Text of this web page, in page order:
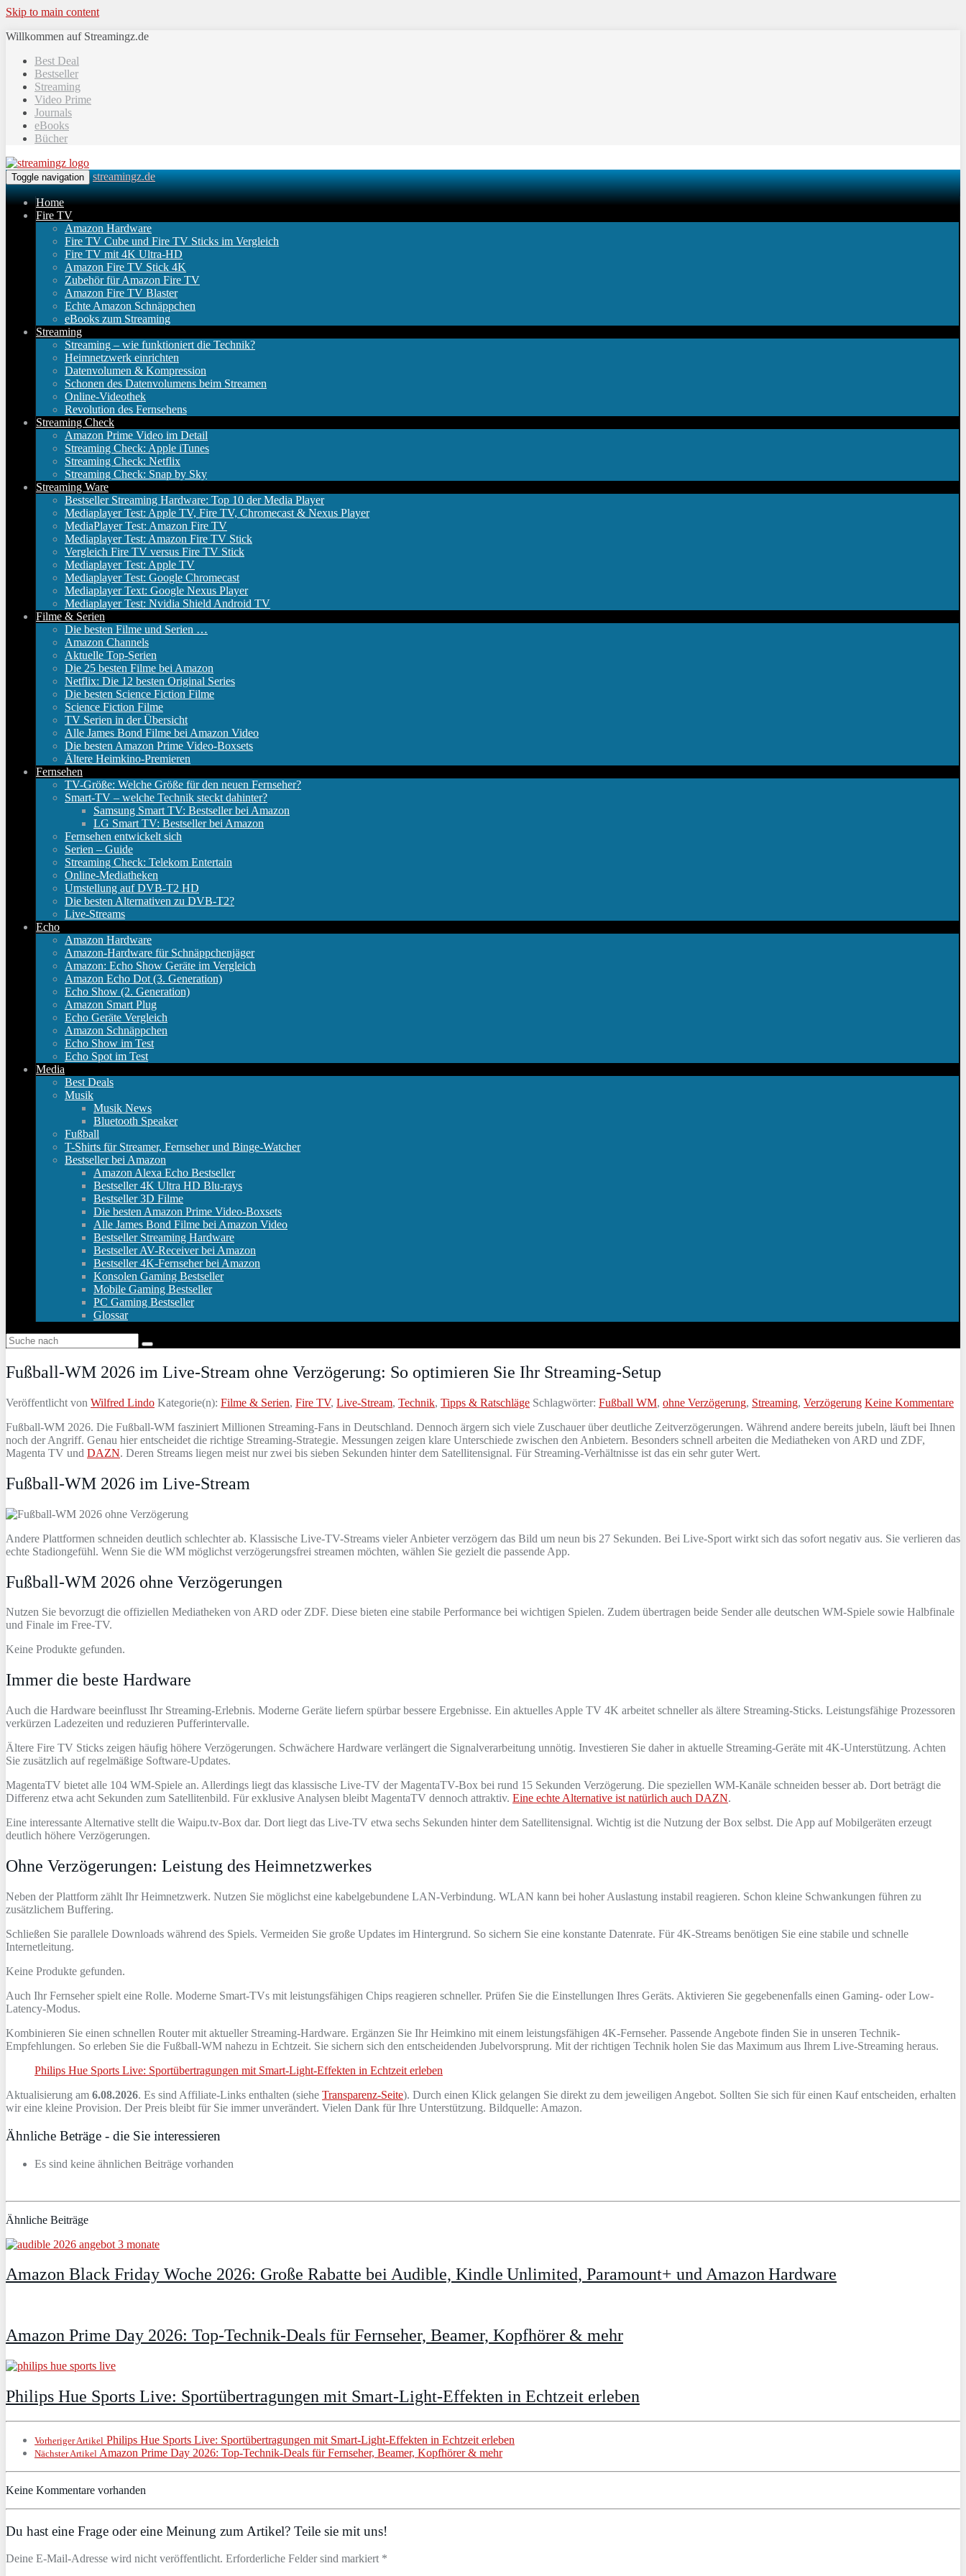
Skip to main content
Willkommen auf Streamingz.de
Best Deal
Bestseller
Streaming
Video Prime
Journals
eBooks
Bücher
Toggle navigation streamingz.de
Home
Fire TV
Amazon Hardware
Fire TV Cube und Fire TV Sticks im Vergleich
Fire TV mit 4K Ultra-HD
Amazon Fire TV Stick 4K
Zubehör für Amazon Fire TV
Amazon Fire TV Blaster
Echte Amazon Schnäppchen
eBooks zum Streaming
Streaming
Streaming – wie funktioniert die Technik?
Heimnetzwerk einrichten
Datenvolumen & Kompression
Schonen des Datenvolumens beim Streamen
Online-Videothek
Revolution des Fernsehens
Streaming Check
Amazon Prime Video im Detail
Streaming Check: Apple iTunes
Streaming Check: Netflix
Streaming Check: Snap by Sky
Streaming Ware
Bestseller Streaming Hardware: Top 10 der Media Player
Mediaplayer Test: Apple TV, Fire TV, Chromecast & Nexus Player
MediaPlayer Test: Amazon Fire TV
Mediaplayer Test: Amazon Fire TV Stick
Vergleich Fire TV versus Fire TV Stick
Mediaplayer Test: Apple TV
Mediaplayer Test: Google Chromecast
Mediaplayer Text: Google Nexus Player
Mediaplayer Test: Nvidia Shield Android TV
Filme & Serien
Die besten Filme und Serien …
Amazon Channels
Aktuelle Top-Serien
Die 25 besten Filme bei Amazon
Netflix: Die 12 besten Original Series
Die besten Science Fiction Filme
Science Fiction Filme
TV Serien in der Übersicht
Alle James Bond Filme bei Amazon Video
Die besten Amazon Prime Video-Boxsets
Ältere Heimkino-Premieren
Fernsehen
TV-Größe: Welche Größe für den neuen Fernseher?
Smart-TV – welche Technik steckt dahinter?
Samsung Smart TV: Bestseller bei Amazon
LG Smart TV: Bestseller bei Amazon
Fernsehen entwickelt sich
Serien – Guide
Streaming Check: Telekom Entertain
Online-Mediatheken
Umstellung auf DVB-T2 HD
Die besten Alternativen zu DVB-T2?
Live-Streams
Echo
Amazon Hardware
Amazon-Hardware für Schnäppchenjäger
Amazon: Echo Show Geräte im Vergleich
Amazon Echo Dot (3. Generation)
Echo Show (2. Generation)
Amazon Smart Plug
Echo Geräte Vergleich
Amazon Schnäppchen
Echo Show im Test
Echo Spot im Test
Media
Best Deals
Musik
Musik News
Bluetooth Speaker
Fußball
T-Shirts für Streamer, Fernseher und Binge-Watcher
Bestseller bei Amazon
Amazon Alexa Echo Bestseller
Bestseller 4K Ultra HD Blu-rays
Bestseller 3D Filme
Die besten Amazon Prime Video-Boxsets
Alle James Bond Filme bei Amazon Video
Bestseller Streaming Hardware
Bestseller AV-Receiver bei Amazon
Bestseller 4K-Fernseher bei Amazon
Konsolen Gaming Bestseller
Mobile Gaming Bestseller
PC Gaming Bestseller
Glossar
Fußball-WM 2026 im Live-Stream ohne Verzögerung: So optimieren Sie Ihr Streaming-Setup
Veröffentlicht von Wilfred Lindo Kategorie(n): Filme & Serien, Fire TV, Live-Stream, Technik, Tipps & Ratschläge Schlagwörter: Fußball WM, ohne Verzögerung, Streaming, Verzögerung Keine Kommentare
Fußball-WM 2026. Die Fußball-WM fasziniert Millionen Streaming-Fans in Deutschland. Dennoch ärgern sich viele Zuschauer über deutliche Zeitverzögerungen. Während andere bereits jubeln, läuft bei Ihnen
noch der Angriff. Genau hier entscheidet die richtige Streaming-Strategie. Messungen zeigen klare Unterschiede zwischen den Anbietern. Besonders schnell arbeiten die Mediatheken von ARD und ZDF,
Magenta TV und DAZN. Deren Streams liegen meist nur zwei bis sieben Sekunden hinter dem Satellitensignal. Für Streaming-Verhältnisse ist das ein sehr guter Wert.
Fußball-WM 2026 im Live-Stream
Andere Plattformen schneiden deutlich schlechter ab. Klassische Live-TV-Streams vieler Anbieter verzögern das Bild um neun bis 27 Sekunden. Bei Live-Sport wirkt sich das sofort negativ aus. Sie verlieren das
echte Stadiongefühl. Wenn Sie die WM möglichst verzögerungsfrei streamen möchten, wählen Sie gezielt die passende App.
Fußball-WM 2026 ohne Verzögerungen
Nutzen Sie bevorzugt die offiziellen Mediatheken von ARD oder ZDF. Diese bieten eine stabile Performance bei wichtigen Spielen. Zudem übertragen beide Sender alle deutschen WM-Spiele sowie Halbfinale
und Finale im Free-TV.
Keine Produkte gefunden.
Immer die beste Hardware
Auch die Hardware beeinflusst Ihr Streaming-Erlebnis. Moderne Geräte liefern spürbar bessere Ergebnisse. Ein aktuelles Apple TV 4K arbeitet schneller als ältere Streaming-Sticks. Leistungsfähige Prozessoren
verkürzen Ladezeiten und reduzieren Pufferintervalle.
Ältere Fire TV Sticks zeigen häufig höhere Verzögerungen. Schwächere Hardware verlängert die Signalverarbeitung unnötig. Investieren Sie daher in aktuelle Streaming-Geräte mit 4K-Unterstützung. Achten
Sie zusätzlich auf regelmäßige Software-Updates.
MagentaTV bietet alle 104 WM-Spiele an. Allerdings liegt das klassische Live-TV der MagentaTV-Box bei rund 15 Sekunden Verzögerung. Die speziellen WM-Kanäle schneiden besser ab. Dort beträgt die
Differenz etwa acht Sekunden zum Satellitenbild. Für exklusive Analysen bleibt MagentaTV dennoch attraktiv. Eine echte Alternative ist natürlich auch DAZN.
Eine interessante Alternative stellt die Waipu.tv-Box dar. Dort liegt das Live-TV etwa sechs Sekunden hinter dem Satellitensignal. Wichtig ist die Nutzung der Box selbst. Die App auf Mobilgeräten erzeugt
deutlich höhere Verzögerungen.
Ohne Verzögerungen: Leistung des Heimnetzwerkes
Neben der Plattform zählt Ihr Heimnetzwerk. Nutzen Sie möglichst eine kabelgebundene LAN-Verbindung. WLAN kann bei hoher Auslastung instabil reagieren. Schon kleine Schwankungen führen zu
zusätzlichem Buffering.
Schließen Sie parallele Downloads während des Spiels. Vermeiden Sie große Updates im Hintergrund. So sichern Sie eine konstante Datenrate. Für 4K-Streams benötigen Sie eine stabile und schnelle
Internetleitung.
Keine Produkte gefunden.
Auch Ihr Fernseher spielt eine Rolle. Moderne Smart-TVs mit leistungsfähigen Chips reagieren schneller. Prüfen Sie die Einstellungen Ihres Geräts. Aktivieren Sie gegebenenfalls einen Gaming- oder Low-
Latency-Modus.
Kombinieren Sie einen schnellen Router mit aktueller Streaming-Hardware. Ergänzen Sie Ihr Heimkino mit einem leistungsfähigen 4K-Fernseher. Passende Angebote finden Sie in unseren Technik-
Empfehlungen. So erleben Sie die Fußball-WM nahezu in Echtzeit. Sie sichern sich den entscheidenden Jubelvorsprung. Mit der richtigen Technik holen Sie das Maximum aus Ihrem Live-Streaming heraus.
Philips Hue Sports Live: Sportübertragungen mit Smart‑Light‑Effekten in Echtzeit erleben
Aktualisierung am 6.08.2026. Es sind Affiliate-Links enthalten (siehe Transparenz-Seite). Durch einen Klick gelangen Sie direkt zu dem jeweiligen Angebot. Sollten Sie sich für einen Kauf entscheiden, erhalten
wir eine kleine Provision. Der Preis bleibt für Sie immer unverändert. Vielen Dank für Ihre Unterstützung. Bildquelle: Amazon.
Ähnliche Beträge - die Sie interessieren
Es sind keine ähnlichen Beiträge vorhanden
Ähnliche Beiträge
Amazon Black Friday Woche 2026: Große Rabatte bei Audible, Kindle Unlimited, Paramount+ und Amazon Hardware
Amazon Prime Day 2026: Top-Technik-Deals für Fernseher, Beamer, Kopfhörer & mehr
Philips Hue Sports Live: Sportübertragungen mit Smart‑Light‑Effekten in Echtzeit erleben
Vorheriger Artikel Philips Hue Sports Live: Sportübertragungen mit Smart‑Light‑Effekten in Echtzeit erleben
Nächster Artikel Amazon Prime Day 2026: Top-Technik-Deals für Fernseher, Beamer, Kopfhörer & mehr
Keine Kommentare vorhanden
Du hast eine Frage oder eine Meinung zum Artikel? Teile sie mit uns!
Deine E-Mail-Adresse wird nicht veröffentlicht. Erforderliche Felder sind markiert *